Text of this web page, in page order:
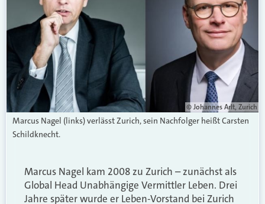
© Johannes Arlt, Zurich
Marcus Nagel (links) verlässt Zurich, sein Nachfolger heißt Carsten
Schildknecht.
Marcus Nagel kam 2008 zu Zurich – zunächst als
Global Head Unabhängige Vermittler Leben. Drei
Jahre später wurde er Leben-Vorstand bei Zurich